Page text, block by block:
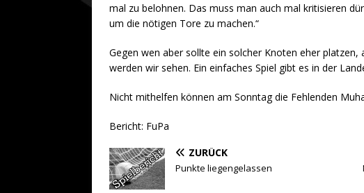
mal zu belohnen. Das muss man auch mal kritisieren
um die nötigen Tore zu machen.“
Gegen wen aber sollte ein solcher Knoten eher platzen,
werden wir sehen. Ein einfaches Spiel gibt es in der
Nicht mithelfen können am Sonntag die Fehlenden
Bericht: FuPa
ZURÜCK
Punkte liegengelassen